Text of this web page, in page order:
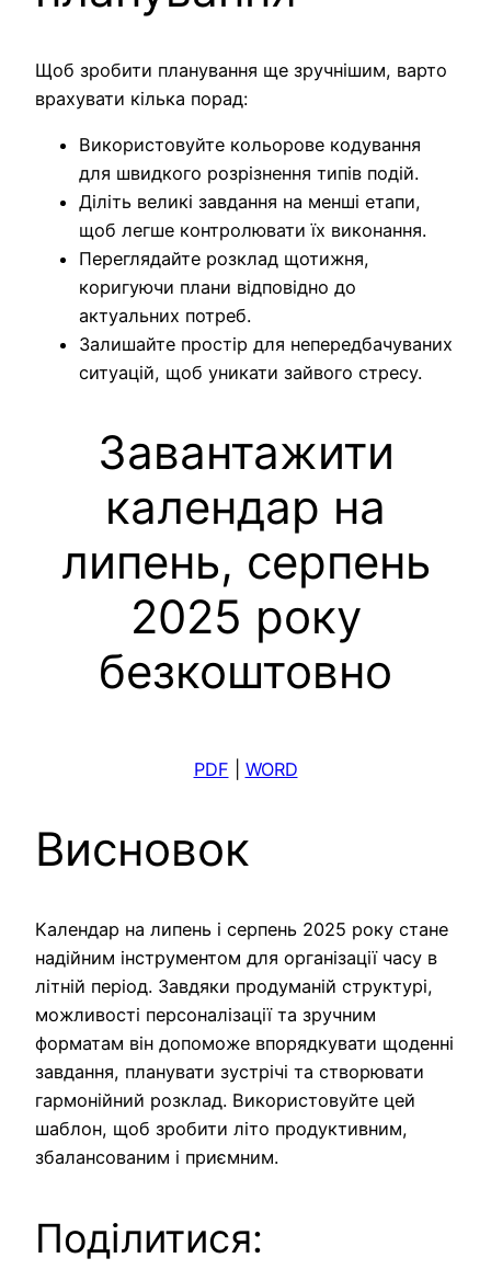
Щоб зробити планування ще зручнішим, варто
врахувати кілька порад:
Використовуйте кольорове кодування
для швидкого розрізнення типів подій.
Діліть великі завдання на менші етапи,
щоб легше контролювати їх виконання.
Переглядайте розклад щотижня,
коригуючи плани відповідно до
актуальних потреб.
Залишайте простір для непередбачуваних
ситуацій, щоб уникати зайвого стресу.
Завантажити
календар на
липень, серпень
2025 року
безкоштовно
PDF WORD
Висновок
Календар на липень і серпень 2025 року стане
надійним інструментом для організації часу в
літній період. Завдяки продуманій структурі,
можливості персоналізації та зручним
форматам він допоможе впорядкувати щоденні
завдання, планувати зустрічі та створювати
гармонійний розклад. Використовуйте цей
шаблон, щоб зробити літо продуктивним,
збалансованим і приємним.
Поділитися: